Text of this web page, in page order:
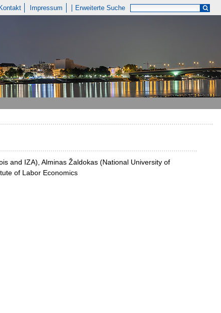
Kontakt Impressum Erweiterte Suche
and IZA), Alminas Žaldokas (National University of
of Labor Economics